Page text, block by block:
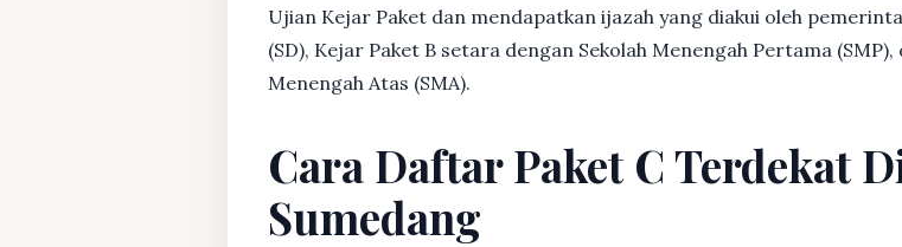
Ujian Kejar Paket dan mendapatkan ijazah yang diakui oleh
(SD), Kejar Paket B setara dengan Sekolah Menengah Pertama
Menengah Atas (SMA).
Cara Daftar Paket C Terdekat
Sumedang